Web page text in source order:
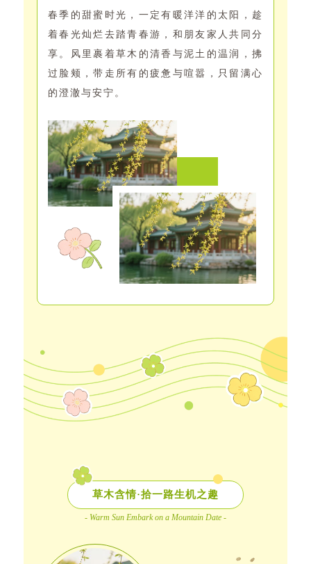
春季的甜蜜时光，一定有暖洋洋的太阳，趁
着春光灿烂去踏青春游，和朋友家人共同分
享。风里裹着草木的清香与泥土的温润，拂
过脸颊，带走所有的疲惫与喧嚣，只留满心
的澄澈与安宁。
草木含情·拾一路生机之趣
- Warm Sun Embark on a Mountain Date -